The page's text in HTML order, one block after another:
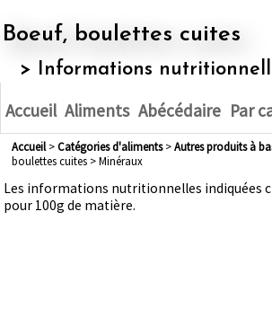
Boeuf, boulettes cuites
> Informations
Accueil Aliments Abécédaire Par
Accueil> Catégories d'aliments> autres produits à
boulettes cuites > Minéraux
Les informations nutritionnelles indiquées
pour 100g de matière.